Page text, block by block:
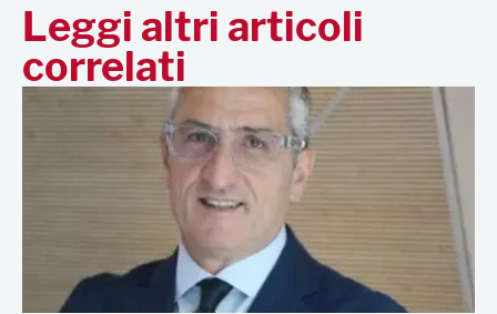
Leggi altri articoli
correlati